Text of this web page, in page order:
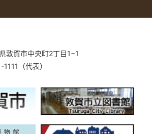
敦賀市中央町2丁目1−1
（代表）